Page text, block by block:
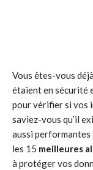
Vous êtes-vous
étaient en sécurité
pour vérifier si vos
saviez-vous qu’il
aussi performantes
les 15 meilleures
à protéger vos